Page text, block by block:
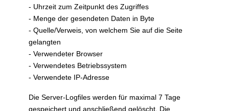
- Uhrzeit zum Zeitpunkt des Zugriffes
- Menge der gesendeten Daten in Byte
- Quelle/Verweis, von welchem Sie auf die Seite
gelangten
- Verwendeter Browser
- Verwendetes Betriebssystem
- Verwendete IP-Adresse
Die Server-Logfiles werden für maximal 7 Tage
gespeichert und anschließend gelöscht. Die